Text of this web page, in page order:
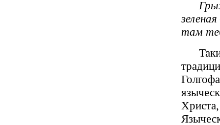
там